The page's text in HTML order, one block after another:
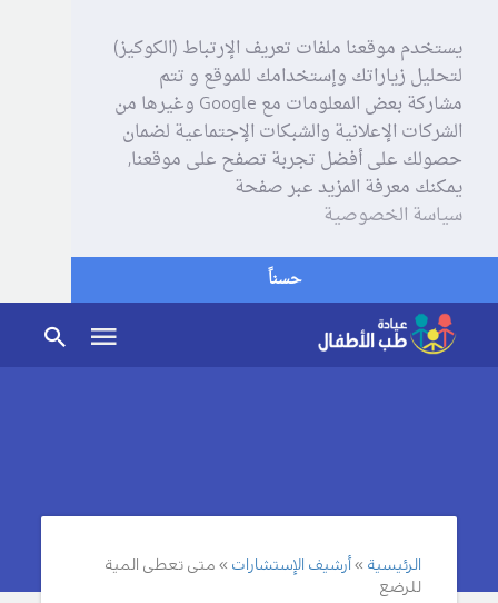
يستخدم موقعنا ملفات تعريف الإرتباط (الكوكيز)
لتحليل زياراتك وإستخدامك للموقع و تتم
مشاركة بعض المعلومات مع Google وغيرها من
الشركات الإعلانية والشبكات الإجتماعية لضمان
حصولك على أفضل تجربة تصفح على موقعنا,
يمكنك معرفة المزيد عبر صفحة
سياسة الخصوصية
حسناً
الرئيسية أرشيف الإستشارات
متى تعطى المية
للرضع